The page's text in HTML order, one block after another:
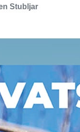
Stubljar